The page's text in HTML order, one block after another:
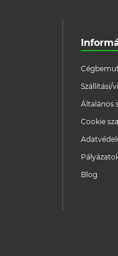
Szállítási/
Általános
Cookie
Blog